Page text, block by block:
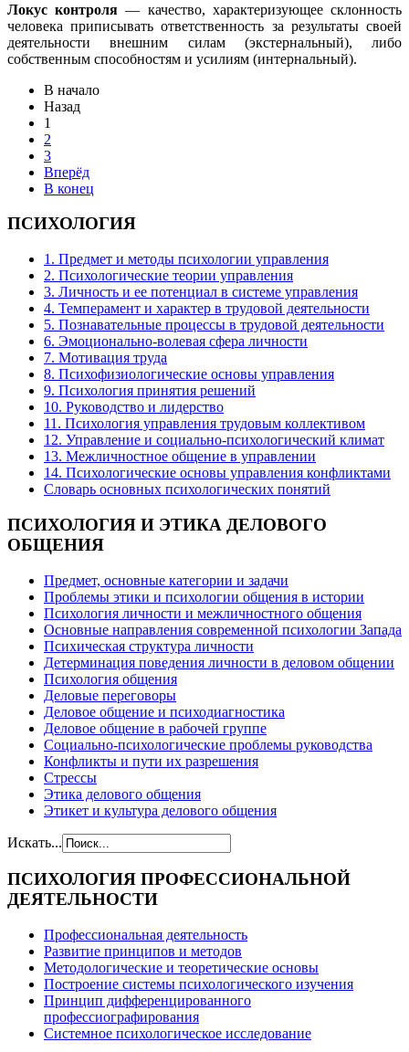
Локус контроля — качество, характеризующее склонность
человека приписывать ответственность за результаты своей
деятельности внешним силам (экстернальный), либо
собственным способностям и усилиям (интернальный).
В начало
Назад
1
2
3
Вперёд
В конец
ПСИХОЛОГИЯ
1. Предмет и методы психологии управления
2. Психологические теории управления
3. Личность и ее потенциал в системе управления
4. Темперамент и характер в трудовой деятельности
5. Познавательные процессы в трудовой деятельности
6. Эмоционально-волевая сфера личности
7. Мотивация труда
8. Психофизиологические основы управления
9. Психология принятия решений
10. Руководство и лидерство
11. Психология управления трудовым коллективом
12. Управление и социально-психологический климат
13. Межличностное общение в управлении
14. Психологические основы управления конфликтами
Словарь основных психологических понятий
ПСИХОЛОГИЯ И ЭТИКА ДЕЛОВОГО
ОБЩЕНИЯ
Предмет, основные категории и задачи
Проблемы этики и психологии общения в истории
Психология личности и межличностного общения
Основные направления современной психологии Запада
Психическая структура личности
Детерминация поведения личности в деловом общении
Психология общения
Деловые переговоры
Деловое общение и психодиагностика
Деловое общение в рабочей группе
Cоциально-психологические проблемы руководства
Конфликты и пути их разрешения
Стрессы
Этика делового общения
Этикет и культура делового общения
Искать...
ПСИХОЛОГИЯ ПРОФЕССИОНАЛЬНОЙ
ДЕЯТЕЛЬНОСТИ
Профессиональная деятельность
Развитие принципов и методов
Методологические и теоретические основы
Построение системы психологического изучения
Принцип дифференцированного
профессиографирования
Системное психологическое исследование